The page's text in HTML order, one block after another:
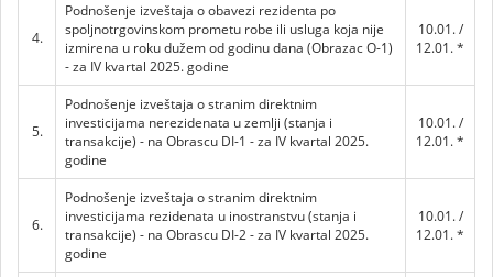
4.
Podnošenje izveštaja o obavezi rezidenta po
spoljnotrgovinskom prometu robe ili usluga koja nije
izmirena u roku dužem od godinu dana (Obrazac O-1)
- za IV kvartal 2025. godine
10.01. /
12.01. *
5.
Podnošenje izveštaja o stranim direktnim
investicijama nerezidenata u zemlji (stanja i
transakcije) - na Obrascu DI-1 - za IV kvartal 2025.
godine
10.01. /
12.01. *
6.
Podnošenje izveštaja o stranim direktnim
investicijama rezidenata u inostranstvu (stanja i
transakcije) - na Obrascu DI-2 - za IV kvartal 2025.
godine
10.01. /
12.01. *